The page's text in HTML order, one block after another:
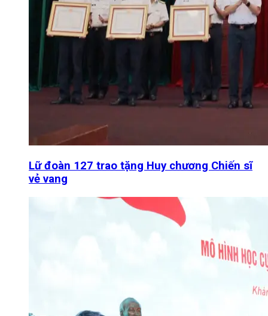
Lữ đoàn 127 trao tặng Huy chương Chiến sĩ
vẻ vang